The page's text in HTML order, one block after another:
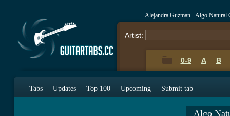
Alejandra Guzman - Algo Natural
Artist:
0-9 A B
Tabs Updates Top 100 Upcoming Submit tab
Algo